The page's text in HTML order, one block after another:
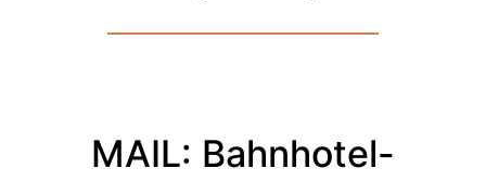
MAIL: Bahnhotel-